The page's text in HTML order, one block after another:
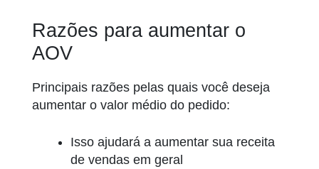
Razões para aumentar o
AOV
Principais razões pelas quais você deseja
aumentar o valor médio do pedido:
Isso ajudará a aumentar sua receita
de vendas em geral